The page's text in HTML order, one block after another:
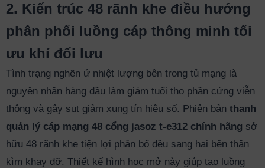
2. Kiến trúc 48 rãnh khe điều hướng
phân phối luồng cáp thông minh tối
ưu khí đối lưu
Tình trạng nghẽn ứ nhiệt lượng bên trong tủ mạng là
nguyên nhân hàng đầu làm giảm tuổi thọ phần cứng viễn
thông và gây sụt giảm xung tín hiệu số. Phiên bản thanh
quản lý cáp mạng 48 cổng jasoz t-e312 chính hãng sở
hữu 48 rãnh khe tiện lợi phân bổ đều sang hai bên thân
kìm khay đỡ. Thiết kế hình học mở này giúp tạo luồng